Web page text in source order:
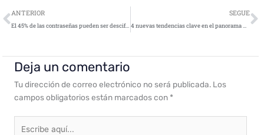
Ant
ANTERIOR
El 45% de las contraseñas pueden ser descifradas en menos de un minuto
SEGUE
4 nuevas tendencias clave en el panorama de amenazas persistentes avanzadas
Deja un comentario
Tu dirección de correo electrónico no será publicada. Los
campos obligatorios están marcados con *